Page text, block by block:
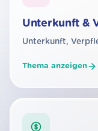
Unterkunft &
Unterkunft,
Thema anzeigen